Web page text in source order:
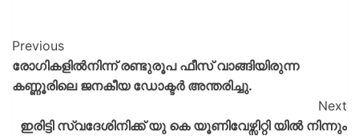
Previous
രോഗികളില്‍നിന്ന് രണ്ടുരൂപ ഫീസ് വാങ്ങിയിരുന്ന
കണ്ണൂരിലെ ജനകീയ ഡോക്ടര്‍ അന്തരിച്ചു.
Next
ഇരിട്ടി സ്വദേശിനിക്ക് യു കെ യൂണിവേഴ്സിറ്റി യിൽ നിന്നും